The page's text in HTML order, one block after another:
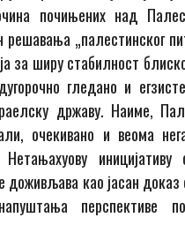
почињених над
решавања „палестинског
за ширу стабилност
гледано и
државу. Наиме,
очекивано и веома
иницијативу
доживљава као јасан
перспективе